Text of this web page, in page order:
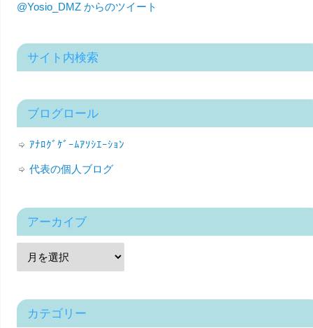
@Yosio_DMZ からのツイート
サイト内検索
ブログロール
ｱﾅﾛｸﾞｹﾞｰﾑｱｿｼｴｰｼｮﾝ
代表の個人ブログ
アーカイブ
カテゴリー